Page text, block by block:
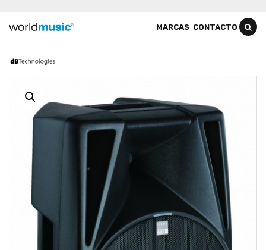
MARCAS CONTACTO